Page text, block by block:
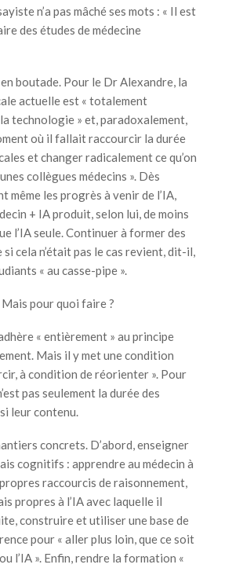
n’a pas mâché ses mots : « Il est
des études de médecine
boutade. Pour le Dr Alexandre, la
actuelle est « totalement
technologie » et, paradoxalement,
où il fallait raccourcir la durée
et changer radicalement ce qu’on
collègues médecins ». Dès
même les progrès à venir de l’IA,
+ IA produit, selon lui, de moins
l’IA seule. Continuer à former des
si cela n’était pas le cas revient, dit-il,
« au casse-pipe ».
pour quoi faire ?
« entièrement » au principe
Mais il y met une condition
à condition de réorienter ». Pour
pas seulement la durée des
leur contenu.
concrets. D’abord, enseigner
cognitifs : apprendre au médecin à
raccourcis de raisonnement,
propres à l’IA avec laquelle il
construire et utiliser une base de
pour « aller plus loin, que ce soit
l’IA ». Enfin, rendre la formation «